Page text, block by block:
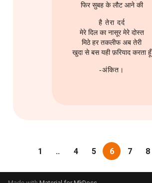
फिर सुबह के लौट आने की
है तेरा दर्द
मेरे दिल का नासूर मेरे दोस्त
मिठे हर तकलीफ अब तेरी
खुदा से बस यही फ़रियाद करता हूँ
-अंकित।
1 .. 4 5 6 7 8